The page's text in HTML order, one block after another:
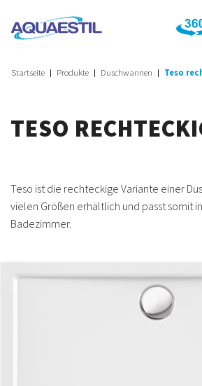
Startseite Produkte Duschwannen Teso
TESO
Teso ist die rechteckige Variante einer
vielen Größen erhältlich und passt somit
Badezimmer.